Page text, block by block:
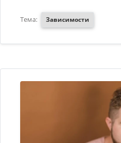
Тема: Зависимости